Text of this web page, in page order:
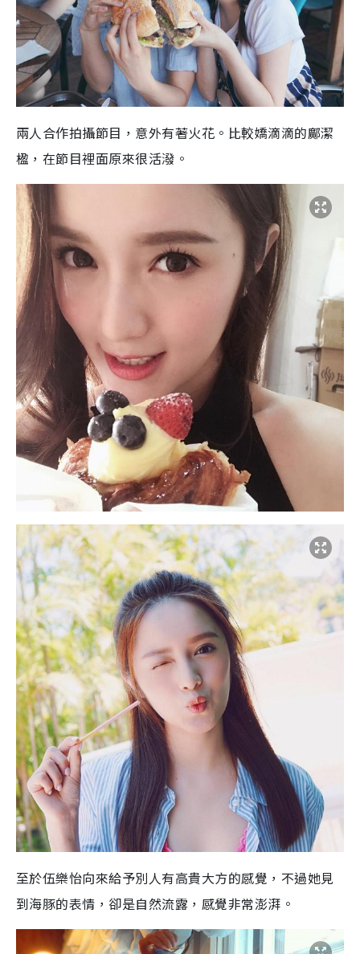
兩人合作拍攝節目，意外有著火花。比較嬌滴滴的鄺潔
楹，在節目裡面原來很活潑。
至於伍樂怡向來給予別人有高貴大方的感覺，不過她見
到海豚的表情，卻是自然流露，感覺非常澎湃。